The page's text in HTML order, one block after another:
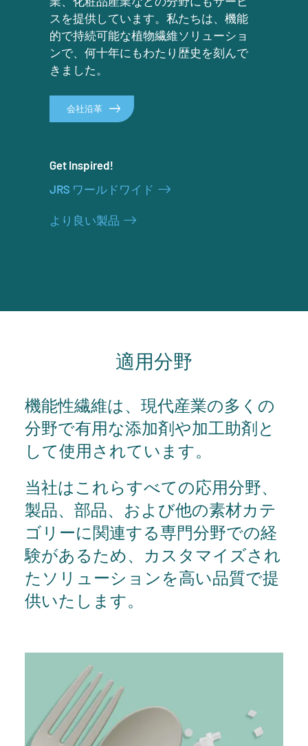
スを提供しています。私たちは、機能
的で持続可能な植物繊維ソリューショ
ンで、何十年にもわたり歴史を刻んで
きました。
会社沿革
Get Inspired!
JRS ワールドワイド
より良い製品
適用分野
機能性繊維は、現代産業の多くの
分野で有用な添加剤や加工助剤と
して使用されています。
当社はこれらすべての応用分野、
製品、部品、および他の素材カテ
ゴリーに関連する専門分野での経
験があるため、カスタマイズされ
たソリューションを高い品質で提
供いたします。